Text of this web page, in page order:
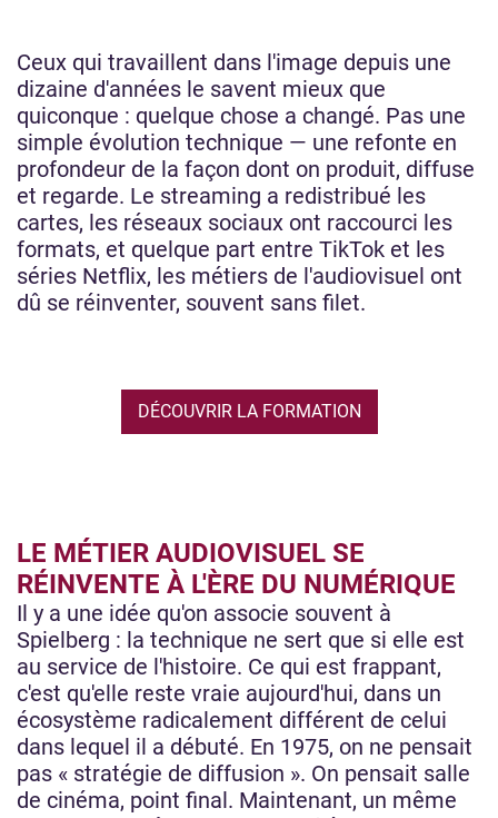
Ceux qui travaillent dans l'image depuis une
dizaine d'années le savent mieux que
quiconque : quelque chose a changé. Pas une
simple évolution technique — une refonte en
profondeur de la façon dont on produit, diffuse
et regarde. Le streaming a redistribué les
cartes, les réseaux sociaux ont raccourci les
formats, et quelque part entre TikTok et les
séries Netflix, les métiers de l'audiovisuel ont
dû se réinventer, souvent sans filet.
DÉCOUVRIR LA FORMATION
LE MÉTIER AUDIOVISUEL SE
RÉINVENTE À L'ÈRE DU NUMÉRIQUE
Il y a une idée qu'on associe souvent à
Spielberg : la technique ne sert que si elle est
au service de l'histoire. Ce qui est frappant,
c'est qu'elle reste vraie aujourd'hui, dans un
écosystème radicalement différent de celui
dans lequel il a débuté. En 1975, on ne pensait
pas « stratégie de diffusion ». On pensait salle
de cinéma, point final. Maintenant, un même